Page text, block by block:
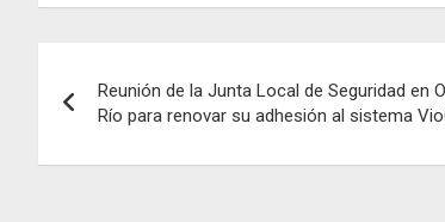
de
entradas
Reunión de la Junta Local de Seguridad en
Río para renovar su adhesión al sistema